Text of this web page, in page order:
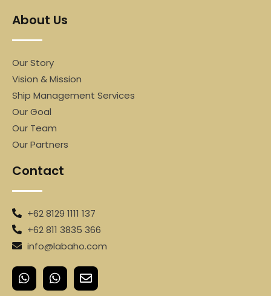
About Us
Our Story
Vision & Mission
Ship Management Services
Our Goal
Our Team
Our Partners
Contact
+62 8129 1111 137
+62 811 3835 366
info@labaho.com